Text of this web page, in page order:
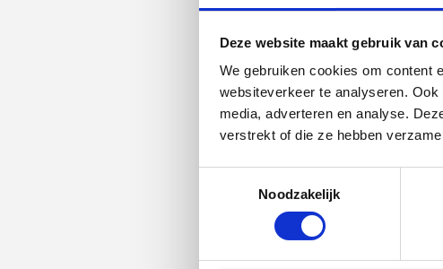
Deze website maakt gebruik van
We gebruiken cookies om content
websiteverkeer te analyseren.
media, adverteren en analyse.
verstrekt of die ze hebben
Noodzakelijk